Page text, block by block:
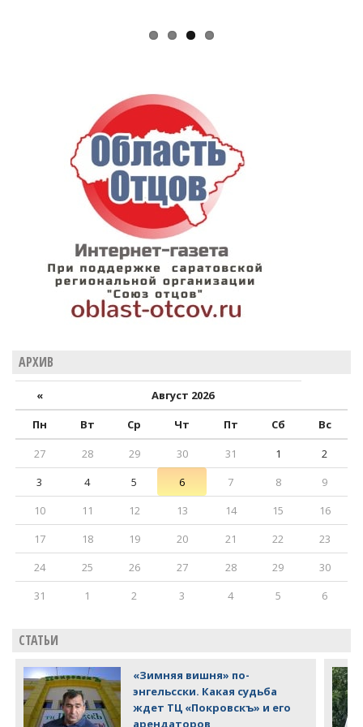
АРХИВ
«
Август 2026
Пн
Вт Ср Чт Пт Сб
Вс
27
28 29 30 31 1
2
3
4 5 6 7 8
9
10
11 12 13 14 15
16
17
18 19 20 21 22
23
24
25 26 27 28 29
30
31
1 2 3 4 5 6
СТАТЬИ
«Зимняя вишня» по-
энгельсски. Какая судьба
ждет ТЦ «Покровскъ» и его
арендаторов